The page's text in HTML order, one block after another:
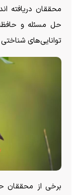
محققان دریافته
حل مسئله و
توانایی‌های
برخی از محققان